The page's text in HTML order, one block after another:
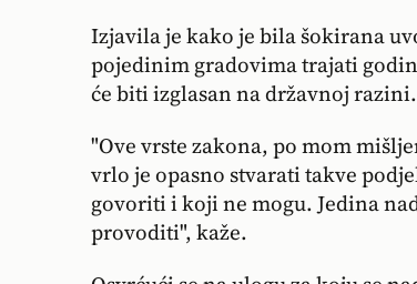
Izjavila je kako je bila šokirana
pojedinim gradovima trajati
će biti izglasan na državnoj razini.
"Ove vrste zakona, po mom
vrlo je opasno stvarati takve
govoriti i koji ne mogu. Jedina
provoditi", kaže.